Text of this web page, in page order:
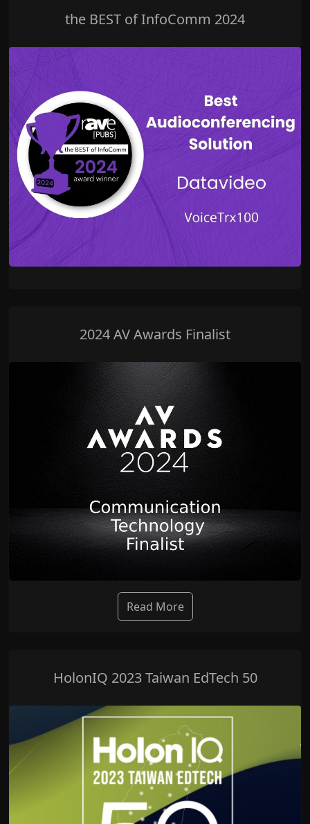
the BEST of InfoComm 2024
2024 AV Awards Finalist
Read More
HolonIQ 2023 Taiwan EdTech 50